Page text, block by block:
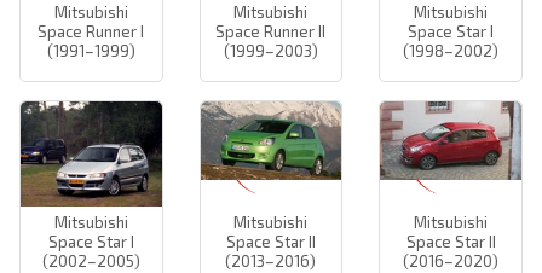
Mitsubishi
Space Runner I
(1991–1999)
Mitsubishi
Space Runner II
(1999–2003)
Mitsubishi
Space Star I
(1998–2002)
Mitsubishi
Space Star I
(2002–2005)
Mitsubishi
Space Star II
(2013–2016)
Mitsubishi
Space Star II
(2016–2020)